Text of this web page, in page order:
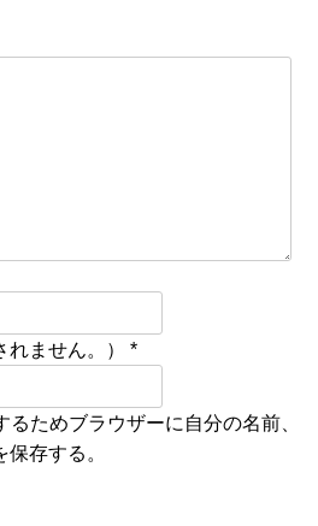
ません。） *
ためブラウザーに自分の名前、
存する。